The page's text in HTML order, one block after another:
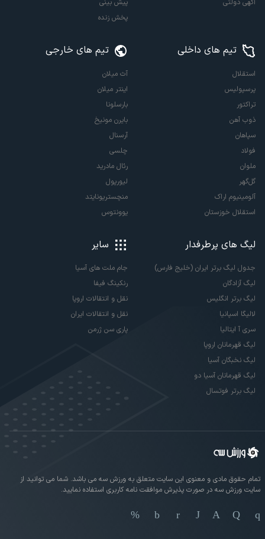
آگهی دولتی
پیش بینی
پخش زنده
تیم های داخلی
استقلال
پرسپولیس
تراکتور
ذوب آهن
سپاهان
فولاد
ملوان
گل‌گهر
آلومینیوم اراک
استقلال خوزستان
تیم های خارجی
آث میلان
اینتر میلان
بارسلونا
بایرن مونیخ
آرسنال
چلسی
رئال مادرید
لیورپول
منچستریونایتد
یوونتوس
لیگ های پرطرفدار
جدول لیگ برتر ایران (خلیج فارس)
لیگ آزادگان
لیگ برتر انگلیس
لالیگا اسپانیا
سری آ ایتالیا
لیگ قهرمانان اروپا
لیگ نخبگان آسیا
لیگ قهرمانان آسیا دو
لیگ برتر فوتسال
سایر
جام ملت های آسیا
رنکینگ فیفا
نقل و انتقالات اروپا
نقل و انتقالات ایران
پاری سن ژرمن
تمام حقوق مادی و معنوی این سایت متعلق به ورزش سه می باشد. شما می توانید از
سایت ورزش سه در صورت پذیرش موافقت نامه کاربری استفاده نمایید.